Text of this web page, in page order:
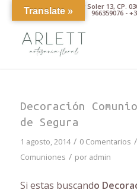
Av. Pintor Xavier Soler 13, CP.
966359076 -
Decoración
de Segura
1 agosto, 2014 / 0 Comentarios /
Comuniones / por admin
Si estas buscando
Translate »